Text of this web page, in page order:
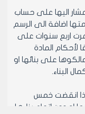
اليها على حساب
اضافة الى الرسم
مرت اربع سنوات على
لأحكام المادة
على بنائها او
البناء.
اذا انقضت خمس
او دون اتمام بناءها